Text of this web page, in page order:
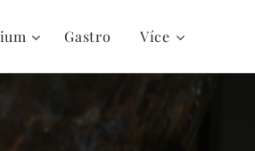
Gastro Více